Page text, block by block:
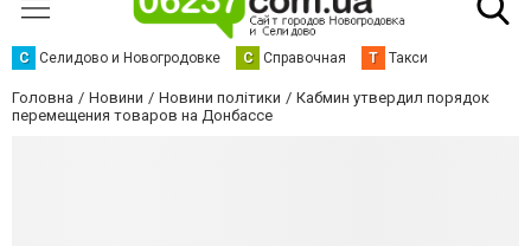
С Селидово и Новогродовке С Справочная Т Такси
Головна Новини Новини політики
Кабмин утвердил порядок
перемещения товаров на Донбассе